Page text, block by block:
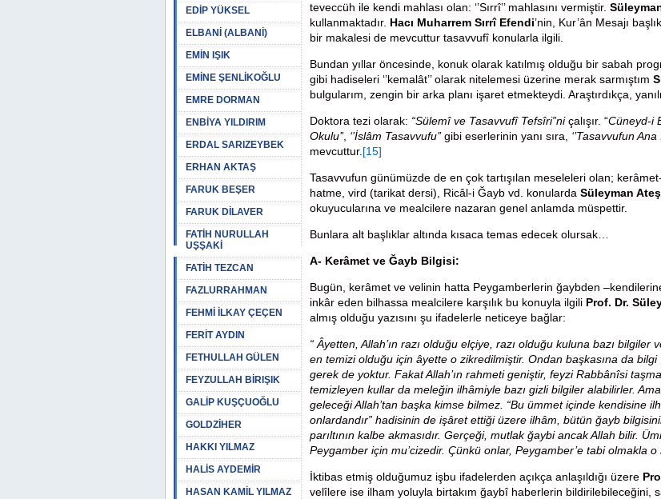
EDİP YÜKSEL
ELBANİ (ALBANİ)
EMİN IŞIK
EMİNE ŞENLİKOĞLU
EMRE DORMAN
ENBİYA YILDIRIM
ERDAL SARIZEYBEK
ERHAN AKTAŞ
FARUK BEŞER
FARUK DİLAVER
FATİH NURULLAH
UŞŞAKİ
FATİH TEZCAN
FAZLURRAHMAN
FEHMİ İLKAY ÇEÇEN
FERİT AYDIN
FETHULLAH GÜLEN
FEYZULLAH BİRIŞIK
GALİP KUŞÇUOĞLU
GOLDZİHER
HAKKI YILMAZ
HALİS AYDEMİR
HASAN KAMİL YILMAZ
teveccüh ile kendi mahlası olan: ‘’Sırrî’’ mahlasını vermiştir.
kullanmaktadır. Hacı Muharrem Sırrî Efendi’nin, Kur’ân Mesajı
bir makalesi de mevcuttur tasavvufî konularla ilgili.
Bundan yıllar öncesinde, konuk olarak katılmış olduğu bir sabah
gibi hadiseleri ‘’kemalât’’ olarak nitelemesi üzerine merak sarmıştım
bulgularım, zengin bir arka planı işaret etmekteydi. Araştırdıkça,
Doktora tezi olarak: “Sülemî ve Tasavvufî Tefsîri”ni çalışır. “Cüneyd-i
Okulu’’, ‘’İslâm Tasavvufu’’ gibi eserlerinin yanı sıra, ‘’Tasavvufun
mevcuttur. [15]
Tasavvufun günümüzde de en çok tartışılan meseleleri olan;
hatme, vird (tarikat dersi), Ricâl-i Ğayb vd. konularda Süleyman Ateş
okuyucularına ve mealcilere nazaran genel anlamda müspettir.
Bunlara alt başlıklar altında kısaca temas edecek olursak…
A- Kerâmet ve Ğayb Bilgisi:
Bugün, kerâmet ve velinin hatta Peygamberlerin ğaybden
inkâr eden bilhassa mealcilere karşılık bu konuyla ilgili Prof. Dr.
almış olduğu yazısını şu ifadelerle neticeye bağlar:
“ Âyetten, Allah’ın razı olduğu elçiye, razı olduğu kuluna bazı
en temizi olduğu için âyette o zikredilmiştir. Ondan başkasına da
gerek de yoktur. Fakat Allah’ın rahmeti geniştir, feyzi Rabbânîsi
temizleyen kullar da meleğin ilhâmiyle bazı gizli bilgiler alabilirler.
geleceği Allah’tan başka kimse bilmez. “Bu ümmet içinde kendisine
onlardandır” hadisinin de işâret ettiği üzere ilhâm, bütün ğayb
parıltının kalbe akmasıdır. Gerçeği, mutlak ğaybi ancak Allah bilir.
Peygamber için mu’cizedir. Çünkü onlar, Peygamber’e tabi olmakla o
İktibas etmiş olduğumuz işbu ifadelerden açıkça anlaşıldığı üzere
velîlere ise ilham yoluyla birtakım ğaybî haberlerin bildirilebileceğini,